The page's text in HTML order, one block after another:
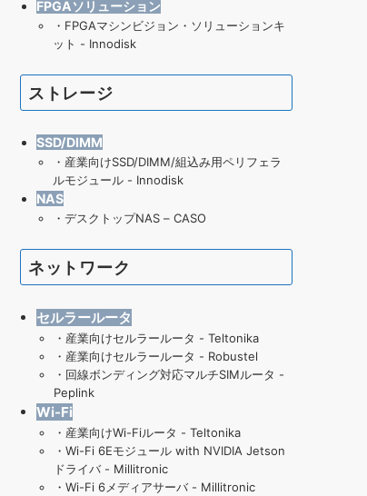
FPGAソリューション
・ FPGAマシンビジョン・ソリューションキ
ット - Innodisk
ストレージ
SSD/DIMM
・ 産業向けSSD/DIMM/組込み用ペリフェラ
ルモジュール - Innodisk
NAS
・ デスクトップNAS – CASO
ネットワーク
セルラールータ
・ 産業向けセルラールータ - Teltonika
・ 産業向けセルラールータ - Robustel
・ 回線ボンディング対応マルチSIMルータ -
Peplink
Wi-Fi
・産業向けWi-Fiルータ - Teltonika
・ Wi-Fi 6Eモジュール with NVIDIA Jetson
ドライバ - Millitronic
・ Wi-Fi 6メディアサーバ - Millitronic